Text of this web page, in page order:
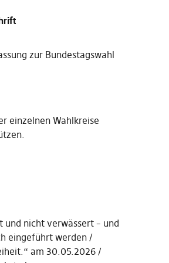
zur Bundestagswahl
einzelnen Wahlkreise
.
und nicht verwässert – und
eingeführt werden
am 30.05.2026